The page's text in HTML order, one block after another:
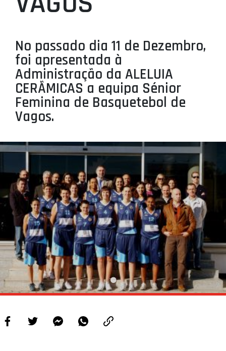
PROJETOS
LIGA BETCLIC FEMININA
No passado dia 11 de Dezembro,
foi apresentada à
Administração da ALELUIA
CERÃMICAS a equipa Sénior
Feminina de Basquetebol de
Vagos.